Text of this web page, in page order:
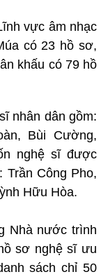
vực âm nhạc
có 23 hồ sơ,
khấu có 79 hồ
nhân dân gồm:
Bùi Cường,
nghệ sĩ được
Trần Công Pho,
Hữu Hòa.
Nhà nước trình
sơ nghệ sĩ ưu
sách chỉ 50